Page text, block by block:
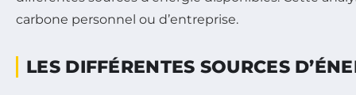
carbone personnel ou d’entreprise.
LES DIFFÉRENTES SOURCES